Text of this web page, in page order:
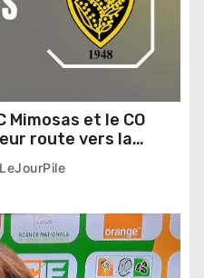
Mimosas et le CO
route vers la